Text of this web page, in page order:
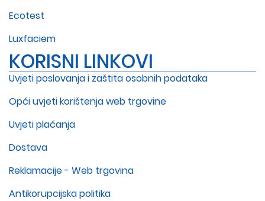
Ecotest
Luxfaciem
KORISNI LINKOVI
Uvjeti poslovanja i zaštita osobnih podataka
Opći uvjeti korištenja web trgovine
Uvjeti plaćanja
Dostava
Reklamacije - Web trgovina
Antikorupcijska politika